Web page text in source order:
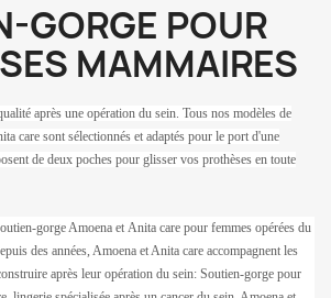
GORGE POUR
MAMMAIRES
après une opération du sein. Tous nos modèles de
care sont sélectionnés et adaptés pour le port d'une
de deux poches pour glisser vos prothèses en toute
gorge Amoena et Anita care pour femmes opérées du
des années, Amoena et Anita care accompagnent les
après leur opération du sein: Soutien-gorge pour